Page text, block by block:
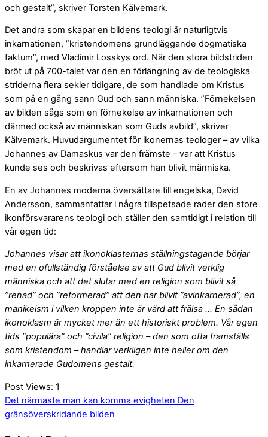
och gestalt”, skriver Torsten Kälvemark.
Det andra som skapar en bildens teologi är naturligtvis
inkarnationen, ”kristendomens grundläggande dogmatiska
faktum”, med Vladimir Losskys ord. När den stora bildstriden
bröt ut på 700-talet var den en förlängning av de teologiska
striderna flera sekler tidigare, de som handlade om Kristus
som på en gång sann Gud och sann människa. ”Förnekelsen
av bilden sågs som en förnekelse av inkarnationen och
därmed också av människan som Guds avbild”, skriver
Kälvemark. Huvudargumentet för ikonernas teologer – av vilka
Johannes av Damaskus var den främste – var att Kristus
kunde ses och beskrivas eftersom han blivit människa.
En av Johannes moderna översättare till engelska, David
Andersson, sammanfattar i några tillspetsade rader den store
ikonförsvararens teologi och ställer den samtidigt i relation till
vår egen tid:
Johannes visar att ikonoklasternas ställningstagande börjar
med en ofullständig förståelse av att Gud blivit verklig
människa och att det slutar med en religion som blivit så
”renad” och ”reformerad” att den har blivit ”avinkarnerad”, en
manikeism i vilken kroppen inte är värd att frälsa … En sådan
ikonoklasm är mycket mer än ett historiskt problem. Vår egen
tids ”populära” och ”civila” religion – den som ofta framställs
som kristendom – handlar verkligen inte heller om den
inkarnerade Gudomens gestalt.
Post Views: 1
Det närmaste man kan komma evigheten Den
gränsöverskridande bilden